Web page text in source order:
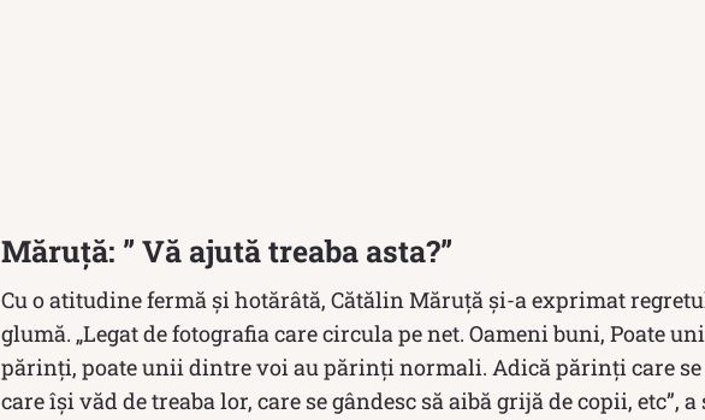
Măruță: ” Vă ajută treaba asta?”
Cu o atitudine fermă și hotărâtă, Cătălin Măruță și-a exprimat
glumă. „Legat de fotografia care circula pe net. Oameni buni, Poate
părinți, poate unii dintre voi au părinți normali. Adică părinți care
care își văd de treaba lor, care se gândesc să aibă grijă de copii, etc”,